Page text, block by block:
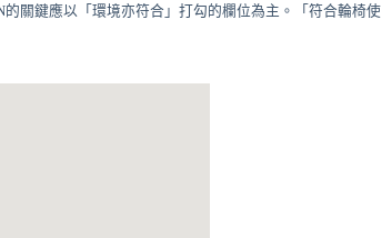
關鍵應以「環境亦符合」打勾的欄位為主。「符合輪椅使